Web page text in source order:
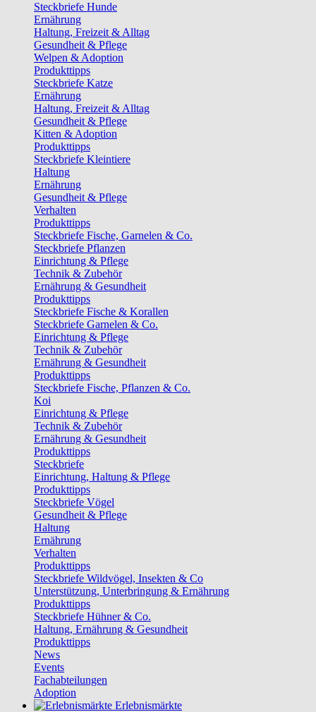
Steckbriefe Hunde
Ernährung
Haltung, Freizeit & Alltag
Gesundheit & Pflege
Welpen & Adoption
Produkttipps
Steckbriefe Katze
Ernährung
Haltung, Freizeit & Alltag
Gesundheit & Pflege
Kitten & Adoption
Produkttipps
Steckbriefe Kleintiere
Haltung
Ernährung
Gesundheit & Pflege
Verhalten
Produkttipps
Steckbriefe Fische, Garnelen & Co.
Steckbriefe Pflanzen
Einrichtung & Pflege
Technik & Zubehör
Ernährung & Gesundheit
Produkttipps
Steckbriefe Fische & Korallen
Steckbriefe Garnelen & Co.
Einrichtung & Pflege
Technik & Zubehör
Ernährung & Gesundheit
Produkttipps
Steckbriefe Fische, Pflanzen & Co.
Koi
Einrichtung & Pflege
Technik & Zubehör
Ernährung & Gesundheit
Produkttipps
Steckbriefe
Einrichtung, Haltung & Pflege
Produkttipps
Steckbriefe Vögel
Gesundheit & Pflege
Haltung
Ernährung
Verhalten
Produkttipps
Steckbriefe Wildvögel, Insekten & Co
Unterstützung, Unterbringung & Ernährung
Produkttipps
Steckbriefe Hühner & Co.
Haltung, Ernährung & Gesundheit
Produkttipps
News
Events
Fachabteilungen
Adoption
Erlebnismärkte